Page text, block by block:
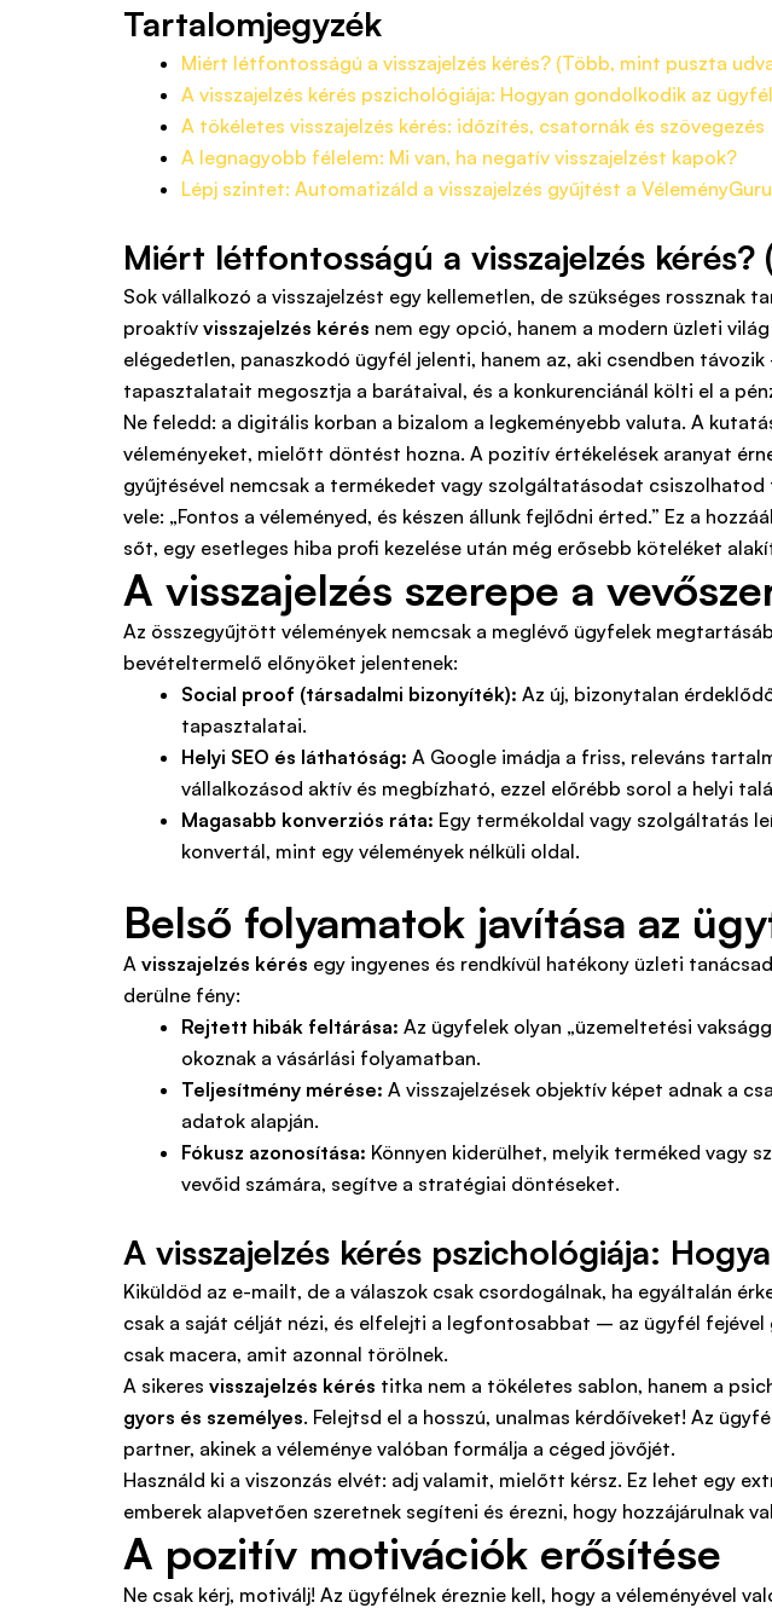
Tartalomjegyzék
Miért létfontosságú a visszajelzés kérés? (Több, mint puszta
A visszajelzés kérés pszichológiája: Hogyan gondolkodik az
A tökéletes visszajelzés kérés: időzítés, csatornák és szövegezés
A legnagyobb félelem: Mi van, ha negatív visszajelzést kapok?
Lépj szintet: Automatizáld a visszajelzés gyűjtést a
Miért létfontosságú a visszajelzés
Sok vállalkozó a visszajelzést egy kellemetlen, de szükséges rossznak
proaktív visszajelzés kérés nem egy opció, hanem a modern üzleti
elégedetlen, panaszkodó ügyfél jelenti, hanem az, aki csendben
tapasztalatait megosztja a barátaival, és a konkurenciánál költi el a
Ne feledd: a digitális korban a bizalom a legkeményebb valuta. A
véleményeket, mielőtt döntést hozna. A pozitív értékelések aranyat
gyűjtésével nemcsak a termékedet vagy szolgáltatásodat
vele: „Fontos a véleményed, és készen állunk fejlődni érted.” Ez a
sőt, egy esetleges hiba profi kezelése után még erősebb köteléket
A visszajelzés szerepe a
Az összegyűjtött vélemények nemcsak a meglévő ügyfelek
bevételtermelő előnyöket jelentenek:
Social proof (társadalmi bizonyíték): Az új, bizonytalan
tapasztalatai.
Helyi SEO és láthatóság: A Google imádja a friss, releváns
vállalkozásod aktív és megbízható, ezzel előrébb sorol a helyi
Magasabb konverziós ráta: Egy termékoldal vagy szolgáltatás
konvertál, mint egy vélemények nélküli oldal.
Belső folyamatok javítása az
A visszajelzés kérés egy ingyenes és rendkívül hatékony üzleti
derülne fény:
Rejtett hibák feltárása: Az ügyfelek olyan „üzemeltetési
okoznak a vásárlási folyamatban.
Teljesítmény mérése: A visszajelzések objektív képet adnak a
adatok alapján.
Fókusz azonosítása: Könnyen kiderülhet, melyik terméked vagy
vevőid számára, segítve a stratégiai döntéseket.
A visszajelzés kérés pszichológiája:
Kiküldöd az e-mailt, de a válaszok csak csordogálnak, ha egyáltalán
csak a saját célját nézi, és elfelejti a legfontosabbat – az ügyfél
csak macera, amit azonnal törölnek.
A sikeres visszajelzés kérés titka nem a tökéletes sablon, hanem a
gyors és személyes. Felejtsd el a hosszú, unalmas kérdőíveket! Az
partner, akinek a véleménye valóban formálja a céged jövőjét.
Használd ki a viszonzás elvét: adj valamit, mielőtt kérsz. Ez lehet egy
emberek alapvetően szeretnek segíteni és érezni, hogy hozzájárulnak
A pozitív motivációk erősítése
Ne csak kérj, motiválj! Az ügyfélnek éreznie kell, hogy a véleményével